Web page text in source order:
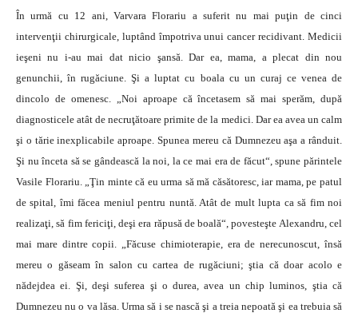
În urmă cu 12 ani, Varvara Florariu a suferit nu mai puţin de cinci
intervenţii chirurgicale, luptând împotriva unui cancer recidivant. Medicii
ieşeni nu i-au mai dat nicio şansă. Dar ea, mama, a plecat din nou
genunchii, în rugăciune. Şi a luptat cu boala cu un curaj ce venea de
dincolo de omenesc. „Noi aproape că încetasem să mai sperăm, după
diagnosticele atât de necruţătoare primite de la medici. Dar ea avea un calm
şi o tărie inexplicabile aproape. Spunea mereu că Dumnezeu aşa a rânduit.
Şi nu înceta să se gândească la noi, la ce mai era de făcut“, spune părintele
Vasile Florariu. „Ţin minte că eu urma să mă căsătoresc, iar mama, pe patul
de spital, îmi făcea meniul pentru nuntă. Atât de mult lupta ca să fim noi
realizaţi, să fim fericiţi, deşi era răpusă de boală“, povesteşte Alexandru, cel
mai mare dintre copii. „Făcuse chimioterapie, era de nerecunoscut, însă
mereu o găseam în salon cu cartea de rugăciuni; ştia că doar acolo e
nădejdea ei. Şi, deşi suferea şi o durea, avea un chip luminos, ştia că
Dumnezeu nu o va lăsa. Urma să i se nască şi a treia nepoată şi ea trebuia să